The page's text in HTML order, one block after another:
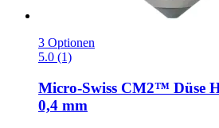
3 Optionen
5.0 (1)
Micro-Swiss CM2™ Düse
0,4 mm